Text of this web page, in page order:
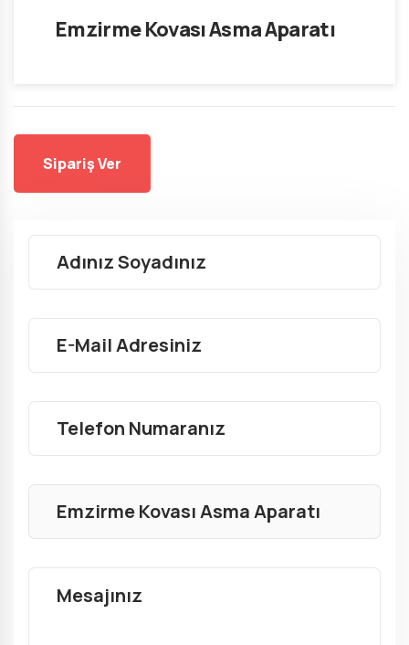
Emzirme Kovası Asma Aparatı
Sipariş Ver